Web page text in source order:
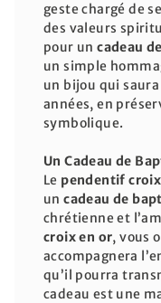
geste chargé de
des valeurs
pour uncadeau
un simple
un bijou qui
années, en
symbolique.
Un Cadeau de
Le pendentif
uncadeau de
chrétienne et
croix en or, vous
accompagnera
qu’il pourra
cadeau est une